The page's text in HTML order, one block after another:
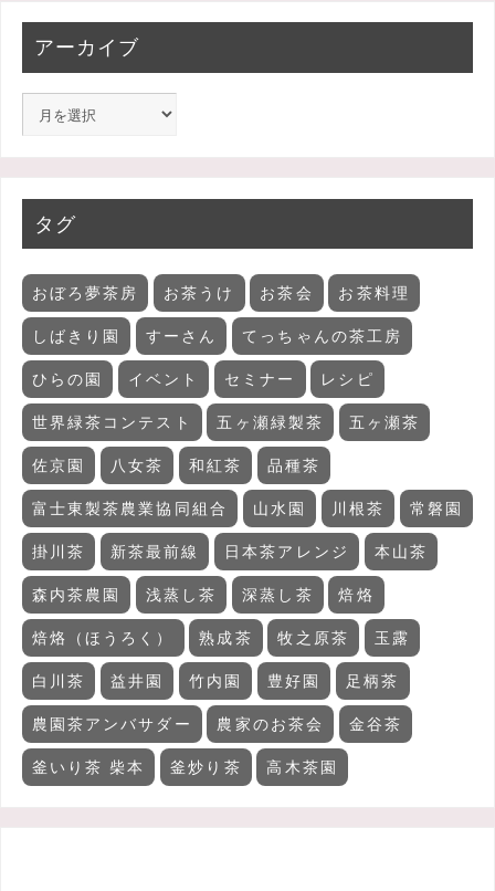
アーカイブ
タグ
おぼろ夢茶房 お茶うけ お茶会 お茶料理
しばきり園 すーさん てっちゃんの茶工房
ひらの園 イベント セミナー レシピ
世界緑茶コンテスト 五ヶ瀬緑製茶 五ヶ瀬茶
佐京園 八女茶 和紅茶 品種茶
富士東製茶農業協同組合 山水園 川根茶 常磐園
掛川茶 新茶最前線 日本茶アレンジ 本山茶
森内茶農園 浅蒸し茶 深蒸し茶 焙烙
焙烙（ほうろく） 熟成茶 牧之原茶 玉露
白川茶 益井園 竹内園 豊好園 足柄茶
農園茶アンバサダー 農家のお茶会 金谷茶
釜いり茶 柴本 釜炒り茶 高木茶園